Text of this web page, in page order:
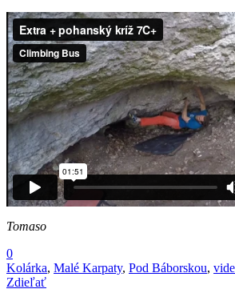
Tomaso
0
Kolárka, Malé Karpaty, Pod Báborskou,
Zdieľať